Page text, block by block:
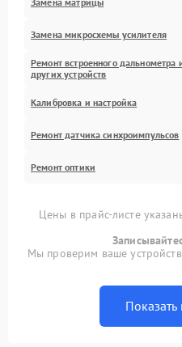
Замена микросхемы усилителя
Ремонт встроенного дальнометра
других устройств
Калибровка и настройка
Ремонт датчика синхроимпульсов
Ремонт оптики
Цены в прайс-листе
Мы проверим ваше
Показать